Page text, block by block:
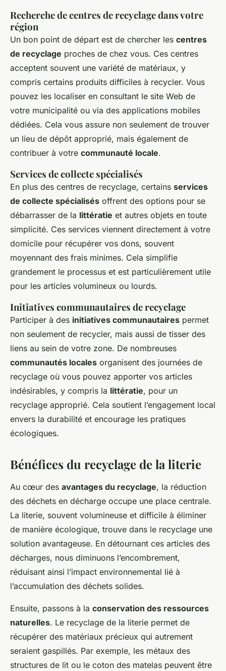
Recherche de centres de recyclage dans votre
région
Un bon point de départ est de chercher les centres
de recyclage proches de chez vous. Ces centres
acceptent souvent une variété de matériaux, y
compris certains produits difficiles à recycler. Vous
pouvez les localiser en consultant le site Web de
votre municipalité ou via des applications mobiles
dédiées. Cela vous assure non seulement de trouver
un lieu de dépôt approprié, mais également de
contribuer à votre communauté locale.
Services de collecte spécialisés
En plus des centres de recyclage, certains services
de collecte spécialisés offrent des options pour se
débarrasser de la littératie et autres objets en toute
simplicité. Ces services viennent directement à votre
domicile pour récupérer vos dons, souvent
moyennant des frais minimes. Cela simplifie
grandement le processus et est particulièrement utile
pour les articles volumineux ou lourds.
Initiatives communautaires de recyclage
Participer à des initiatives communautaires permet
non seulement de recycler, mais aussi de tisser des
liens au sein de votre zone. De nombreuses
communautés locales organisent des journées de
recyclage où vous pouvez apporter vos articles
indésirables, y compris la littératie, pour un
recyclage approprié. Cela soutient l’engagement local
envers la durabilité et encourage les pratiques
écologiques.
Bénéfices du recyclage de la literie
Au cœur des avantages du recyclage, la réduction
des déchets en décharge occupe une place centrale.
La literie, souvent volumineuse et difficile à éliminer
de manière écologique, trouve dans le recyclage une
solution avantageuse. En détournant ces articles des
décharges, nous diminuons l’encombrement,
réduisant ainsi l’impact environnemental lié à
l’accumulation des déchets solides.
Ensuite, passons à la conservation des ressources
naturelles. Le recyclage de la literie permet de
récupérer des matériaux précieux qui autrement
seraient gaspillés. Par exemple, les métaux des
structures de lit ou le coton des matelas peuvent être